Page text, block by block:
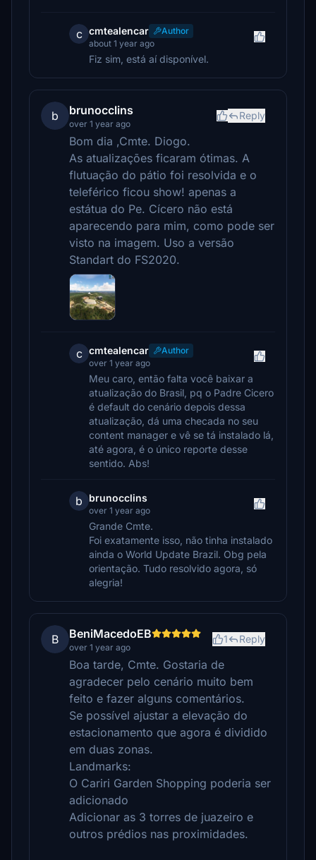
c cmtealencar
Author
about 1 year ago
Fiz sim, está aí disponível.
b brunocclins
over 1 year ago
Reply
Bom dia ,Cmte. Diogo.
As atualizações ficaram ótimas. A
flutuação do pátio foi resolvida e o
teleférico ficou show! apenas a
estátua do Pe. Cícero não está
aparecendo para mim, como pode ser
visto na imagem. Uso a versão
Standart do FS2020.
c cmtealencar
Author
over 1 year ago
Meu caro, então falta você baixar a
atualização do Brasil, pq o Padre Cicero
é default do cenário depois dessa
atualização, dá uma checada no seu
content manager e vê se tá instalado lá,
até agora, é o único reporte desse
sentido. Abs!
b brunocclins
over 1 year ago
Grande Cmte.
Foi exatamente isso, não tinha instalado
ainda o World Update Brazil. Obg pela
orientação. Tudo resolvido agora, só
alegria!
B BeniMacedoEB
over 1 year ago
1 Reply
Boa tarde, Cmte. Gostaria de
agradecer pelo cenário muito bem
feito e fazer alguns comentários.
Se possível ajustar a elevação do
estacionamento que agora é dividido
em duas zonas.
Landmarks:
O Cariri Garden Shopping poderia ser
adicionado
Adicionar as 3 torres de juazeiro e
outros prédios nas proximidades.